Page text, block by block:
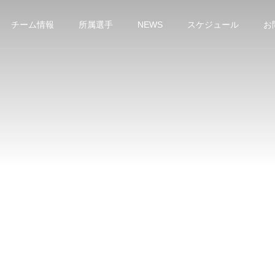
チーム情報 所属選手 NEWS スケジュール お